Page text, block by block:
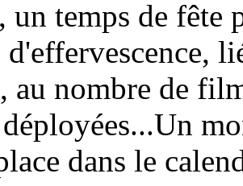
un temps de fête
au nombre de
dans le